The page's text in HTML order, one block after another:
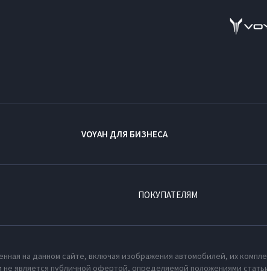
VOYAH ДЛЯ БИЗНЕСА
ПОКУПАТЕЛЯМ
на данном сайте, включая изображения автомобилей, их
является публичной офертой, определяемой положениями